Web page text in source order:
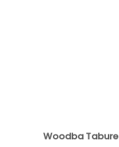
Woodba Tabure